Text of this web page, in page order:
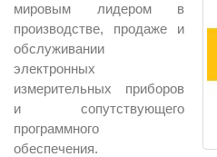
мировым лидером в
производстве, продаже и
обслуживании
электронных
измерительных приборов
и сопутствующего
программного
обеспечения.